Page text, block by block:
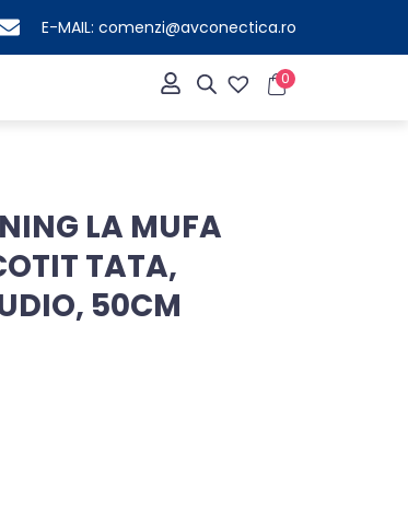
E-MAIL: comenzi@avconectica.ro
0
LA MUFA
TATA,
50CM